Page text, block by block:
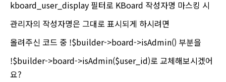
kboard_user_display 필터로 KBoard 작성자명 마스킹 시
관리자의 작성자명은 그대로 표시되게 하시려면
올려주신 코드 중 !$builder->board->isAdmin() 부분을
!$builder->board->isAdmin($user_id)로 교체해보시겠어
요?